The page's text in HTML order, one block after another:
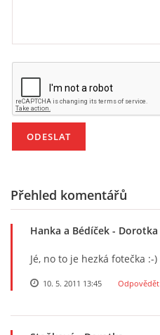
Přehled komentářů
Hanka a Bédíček - Dorotka
Jé, no to je hezká fotečka :-)
10. 5. 2011 13:45 Odpovědět